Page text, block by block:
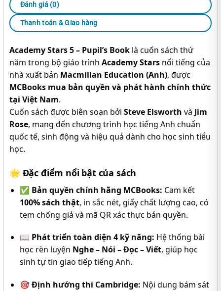
Đánh giá (0)
Thanh toán & Giao hàng
Academy Stars 5 – Pupil’s Book là cuốn sách thứ
năm trong bộ giáo trình Academy Stars nổi tiếng của
nhà xuất bản Macmillan Education (Anh), được
MCBooks mua bản quyền và phát hành chính thức
tại Việt Nam.
Cuốn sách được biên soạn bởi Steve Elsworth và Jim
Rose, mang đến chương trình học tiếng Anh chuẩn
quốc tế, sinh động và hiệu quả dành cho học sinh tiểu
học.
🌟 Đặc điểm nổi bật của sách
✅ Bản quyền chính hãng MCBooks: Cam kết
100% sách thật, in sắc nét, giấy chất lượng cao, có
tem chống giả và mã QR xác thực bản quyền.
📖 Phát triển toàn diện 4 kỹ năng: Hệ thống bài
học rèn luyện Nghe – Nói – Đọc – Viết, giúp học
sinh tự tin giao tiếp tiếng Anh.
🎯Định hướng thi Cambridge: Nội dung bám sát